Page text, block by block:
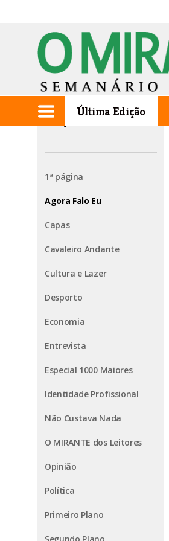
Última Edição
Edição de 2025.10.02
1ª página
Agora Falo Eu
Capas
Cavaleiro Andante
Cultura e Lazer
Desporto
Economia
Entrevista
Especial 1000 Maiores
Identidade Profissional
Não Custava Nada
O MIRANTE dos Leitores
Opinião
Política
Primeiro Plano